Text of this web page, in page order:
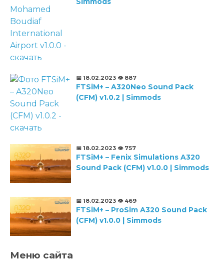
📅 18.02.2023 👁️ 887
FTSiM+ – A320Neo Sound Pack
(CFM) v1.0.2 | Simmods
📅 18.02.2023 👁️ 757
FTSiM+ – Fenix Simulations A320
Sound Pack (CFM) v1.0.0 | Simmods
📅 18.02.2023 👁️ 469
FTSiM+ – ProSim A320 Sound Pack
(CFM) v1.0.0 | Simmods
Меню сайта